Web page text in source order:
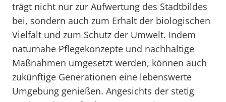
trägt nicht nur zur Aufwertung des Stadtbildes
bei, sondern auch zum Erhalt der biologischen
Vielfalt und zum Schutz der Umwelt. Indem
naturnahe Pflegekonzepte und nachhaltige
Maßnahmen umgesetzt werden, können auch
zukünftige Generationen eine lebenswerte
Umgebung genießen. Angesichts der stetig